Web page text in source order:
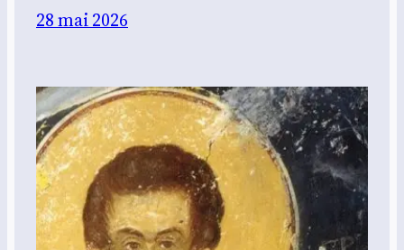
28 mai 2026